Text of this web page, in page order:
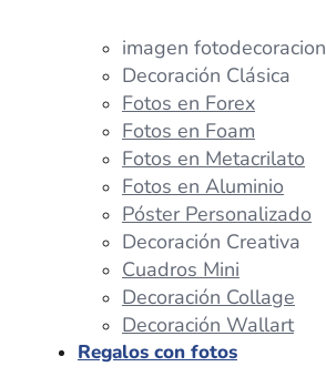
imagen fotodecoracion
Decoración Clásica
Fotos en Forex
Fotos en Foam
Fotos en Metacrilato
Fotos en Aluminio
Póster Personalizado
Decoración Creativa
Cuadros Mini
Decoración Collage
Decoración Wallart
Regalos con fotos